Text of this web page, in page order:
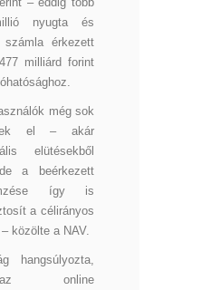
nyugta és
számla érkezett
milliárd forint
még sok
el – akár
elütésekből
a beérkezett
így is
a célirányos
közölte a NAV.
hangsúlyozta,
online